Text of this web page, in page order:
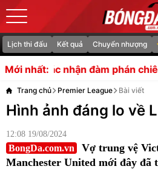
Lịch thi đấu Kết quả Chuyển nhượng
Mới nhất:
phán chiêu mộ Joao
Trang chủ Premier League Bài viết
Hình ảnh đáng lo về
12:08 19/08/2024
BongDa.com.vn
Vợ trung vệ
Manchester United mới đây đã